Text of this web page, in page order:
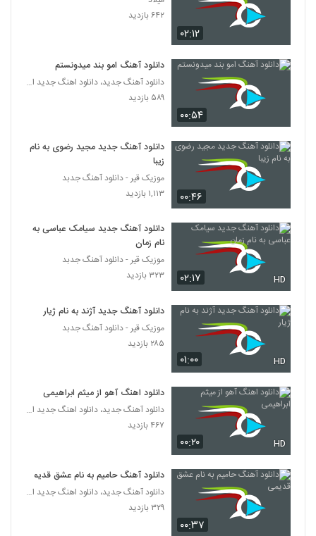
دانلود آهنگ من هنوز دوست دارم از مهدی
۱,۰۳۵ بازدید
موزیک زیبای ایرانم از محمد معتمدی
دانلود آهنگ گیسو از محسن اهرابی
موزیک زیبای عکس دوتایی از اسماعیل ستوده
دانلود آهنگ خوران رویای آبی
312
دانلود آهنگ جان منی تو از حجت اشرف زاده
313
آهنگ مهدی رحیمی بنام من که به تو دل بستم
۱,۰۲۰ بازدید
معین پرکار آهنگ سو تفاهم
315
دانلود آهنگ دور بمان از دسیبل بند به همراه
۴۸۲ بازدید
رامین احمدی آهنگ دوست دارم
۶۷۴ بازدید
۰۲:۱۲
۶۴۲ بازدید
۰۰:۵۴
دانلود آهنگ امو بند میدونستم
دانلود آهنگ جدید، دانلود اهنگ جدید ایرانی
۵۸۹ بازدید
۰۰:۴۶
دانلود آهنگ جدید مجید رضوی به نام
زیبا
موزیک قیر - دانلود آهنگ جدبد
۱,۱۱۳ بازدید
۰۲:۱۷ HD
دانلود آهنگ جدید سیامک عباسی به
نام زمان
موزیک قیر - دانلود آهنگ جدبد
۳۲۳ بازدید
۰۱:۰۰ HD
دانلود آهنگ جدید آژند به نام ژیار
موزیک قیر - دانلود آهنگ جدبد
۲۸۵ بازدید
۰۰:۲۰ HD
دانلود اهنگ آهو از میثم ابراهیمی
دانلود آهنگ جدید، دانلود اهنگ جدید ایرانی
۴۶۷ بازدید
۰۰:۳۷
دانلود آهنگ حامیم به نام عشق قدیمی
دانلود آهنگ جدید، دانلود اهنگ جدید ایرانی
۳۲۹ بازدید